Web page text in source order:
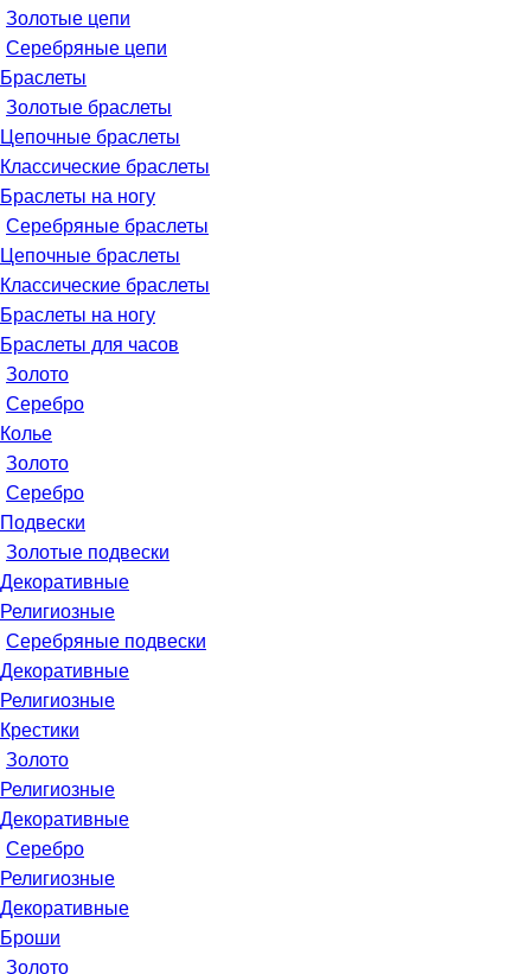
Золотые цепи
Серебряные цепи
Браслеты
Золотые браслеты
Цепочные браслеты
Классические браслеты
Браслеты на ногу
Серебряные браслеты
Цепочные браслеты
Классические браслеты
Браслеты на ногу
Браслеты для часов
Золото
Серебро
Колье
Золото
Серебро
Подвески
Золотые подвески
Декоративные
Религиозные
Серебряные подвески
Декоративные
Религиозные
Крестики
Золото
Религиозные
Декоративные
Серебро
Религиозные
Декоративные
Броши
Золото